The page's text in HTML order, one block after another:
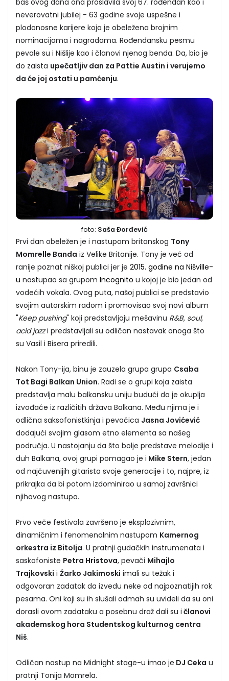
neverovatni jubilej - 63 godine svoje uspešne i
plodonosne karijere koja je obeležena brojnim
nominacijama i nagradama. Rođendansku pesmu
pevale su i Nišlije kao i članovi njenog benda. Da, bio je
do zaista upečatljiv dan za Pattie Austin i verujemo
da će joj ostati u pamćenju.
foto: Saša Đorđević
Prvi dan obeležen je i nastupom britanskog Tony
Momrelle Banda iz Velike Britanije. Tony je već od
ranije poznat niškoj publici jer je 2015. godine na Nišville-
u nastupao sa grupom Incognito u kojoj je bio jedan od
vodećih vokala. Ovog puta, našoj publici se predstavio
svojim autorskim radom i promovisao svoj novi album
"Keep pushing" koji predstavljaju mešavinu R&B, soul,
acid jazzi predstavljali su odličan nastavak onoga što
su Vasil i Bisera priredili.
Nakon Tony-ija, binu je zauzela grupa grupa Csaba
Tot Bagi Balkan Union. Radi se o grupi koja zaista
predstavlja malu balkansku uniju budući da je okuplja
izvođaće iz različitih država Balkana. Među njima je i
odlična saksofonistkinja i pevačica Jasna Jovićević
dodajući svojim glasom etno elementa sa našeg
područja. U nastojanju da što bolje predstave melodije i
duh Balkana, ovoj grupi pomagao je i Mike Stern, jedan
od najčuvenijih gitarista svoje generacije i to, najpre, iz
prikrajka da bi potom izdominirao u samoj završnici
njihovog nastupa.
Prvo veče festivala završeno je eksplozivnim,
dinamičnim i fenomenalnim nastupom Kamernog
orkestra iz Bitolja. U pratnji gudačkih instrumenata i
saskofoniste Petra Hristova, pevači Mihajlo
Trajkovski i Žarko Jakimoski imali su težak i
odgovoran zadatak da izvedu neke od najpoznatijih rok
pesama. Oni koji su ih slušali odmah su uvideli da su oni
dorasli ovom zadataku a posebnu draž dali su i članovi
akademskog hora Studentskog kulturnog centra
Niš.
Odličan nastup na Midnight stage-u imao je DJ Ceka u
pratnji Tonija Momrela.